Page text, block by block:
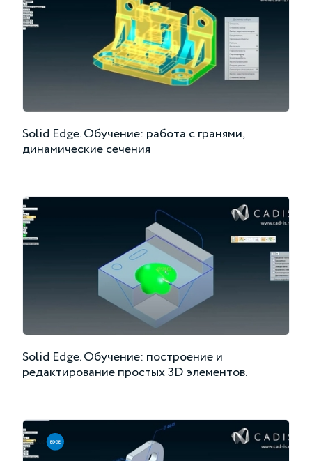
Solid Edge. Обучение: работа с гранями,
динамические сечения
Solid Edge. Обучение: построение и
редактирование простых 3D элементов.